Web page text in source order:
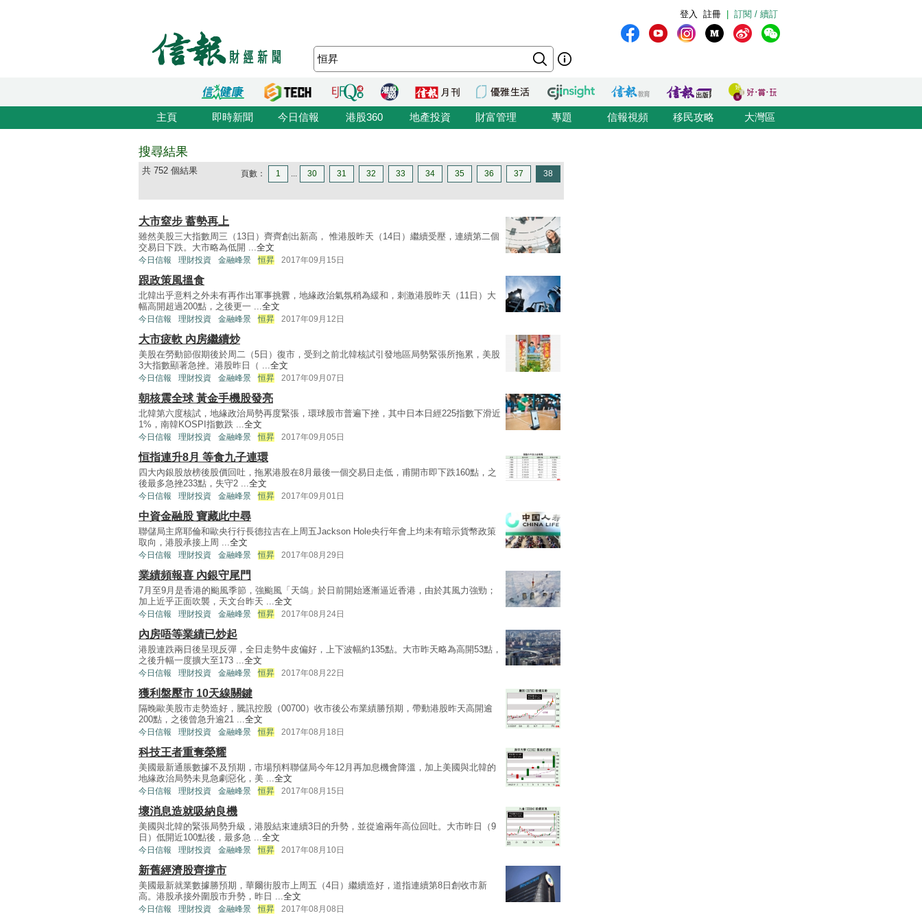
訂閱 / 續訂
註冊
登入
主頁 即時新聞 今日信報 港股360 地產投資 財富管理 專題 信報視頻 移民攻略 大灣區
搜尋結果
共 752 個結果 頁數： 1 ... 30 31 32 33 34 35 36 37 38
大市窒步 蓄勢再上
雖然美股三大指數周三（13日）齊齊創出新高， 惟港股昨天（14日）繼續受壓，連續第二個
交易日下跌。大市略為低開 ...全文
今日信報 理財投資 金融峰景 恒昇 2017年09月15日
跟政策風搵食
北韓出乎意料之外未有再作出軍事挑釁，地緣政治氣氛稍為緩和，刺激港股昨天（11日）大
幅高開超過200點，之後更一 ...全文
今日信報 理財投資 金融峰景 恒昇 2017年09月12日
大市疲軟 內房繼續炒
美股在勞動節假期後於周二（5日）復市，受到之前北韓核試引發地區局勢緊張所拖累，美股
3大指數顯著急挫。港股昨日（ ...全文
今日信報 理財投資 金融峰景 恒昇 2017年09月07日
朝核震全球 黃金手機股發亮
北韓第六度核試，地緣政治局勢再度緊張，環球股市普遍下挫，其中日本日經225指數下滑近
1%，南韓KOSPI指數跌 ...全文
今日信報 理財投資 金融峰景 恒昇 2017年09月05日
恒指連升8月 等食九子連環
四大內銀股放榜後股價回吐，拖累港股在8月最後一個交易日走低，甫開市即下跌160點，之
後最多急挫233點，失守2 ...全文
今日信報 理財投資 金融峰景 恒昇 2017年09月01日
中資金融股 寶藏此中尋
聯儲局主席耶倫和歐央行行長德拉吉在上周五Jackson Hole央行年會上均未有暗示貨幣政策
取向，港股承接上周 ...全文
今日信報 理財投資 金融峰景 恒昇 2017年08月29日
業績頻報喜 內銀守尾門
7月至9月是香港的颱風季節，強颱風「天鴿」於日前開始逐漸逼近香港，由於其風力強勁；
加上近乎正面吹襲，天文台昨天 ...全文
今日信報 理財投資 金融峰景 恒昇 2017年08月24日
內房唔等業績已炒起
港股連跌兩日後呈現反彈，全日走勢牛皮偏好，上下波幅約135點。大市昨天略為高開53點，
之後升幅一度擴大至173 ...全文
今日信報 理財投資 金融峰景 恒昇 2017年08月22日
獲利盤壓市 10天線關鍵
隔晚歐美股市走勢造好，騰訊控股（00700）收市後公布業績勝預期，帶動港股昨天高開逾
200點，之後曾急升逾21 ...全文
今日信報 理財投資 金融峰景 恒昇 2017年08月18日
科技王者重奪榮耀
美國最新通脹數據不及預期，市場預料聯儲局今年12月再加息機會降溫，加上美國與北韓的
地緣政治局勢未見急劇惡化，美 ...全文
今日信報 理財投資 金融峰景 恒昇 2017年08月15日
壞消息造就吸納良機
美國與北韓的緊張局勢升級，港股結束連續3日的升勢，並從逾兩年高位回吐。大市昨日（9
日）低開近100點後，最多急 ...全文
今日信報 理財投資 金融峰景 恒昇 2017年08月10日
新舊經濟股齊撐市
美國最新就業數據勝預期，華爾街股市上周五（4日）繼續造好，道指連續第8日創收市新
高。港股承接外圍股市升勢，昨日 ...全文
今日信報 理財投資 金融峰景 恒昇 2017年08月08日